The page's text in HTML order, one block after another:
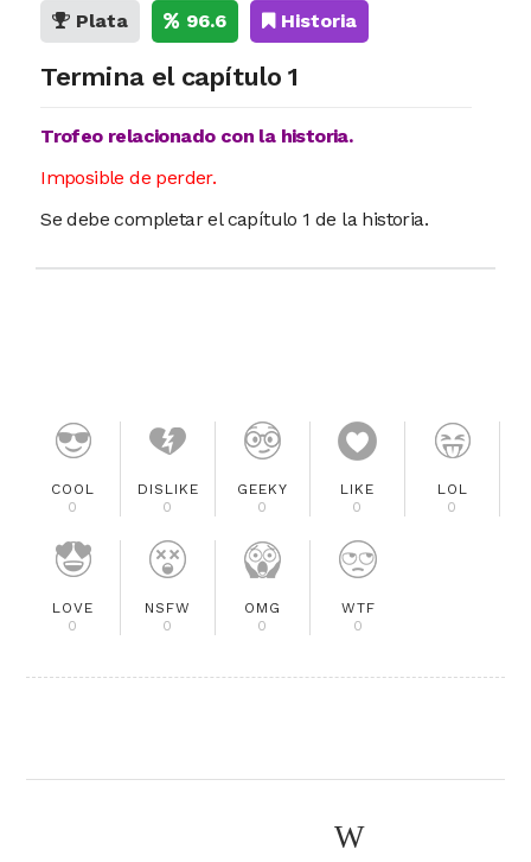
Plata 96.6 Historia
Termina el capítulo 1
Trofeo relacionado con la historia.
Imposible de perder.
Se debe completar el capítulo 1 de la historia.
COOL
0
DISLIKE
0
GEEKY
0
LIKE
0
LOL
0
LOVE
0
NSFW
0
OMG
0
WTF
0